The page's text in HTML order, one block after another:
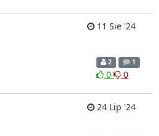
11 Sie '24
2 1
0 0
24 Lip '24